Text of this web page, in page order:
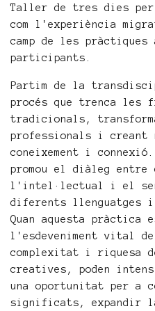
Taller de tres dies
com l'experiència
camp de les
participants.
Partim de la
procés que trenca les
tradicionals,
professionals i creant
coneixement i connexió.
promou el diàleg
l'intel·lectual i el
diferents llenguatges i
Quan aquesta pràctica
l'esdeveniment vital
complexitat i riquesa
creatives, poden
una oportunitat per a
significats, expandir